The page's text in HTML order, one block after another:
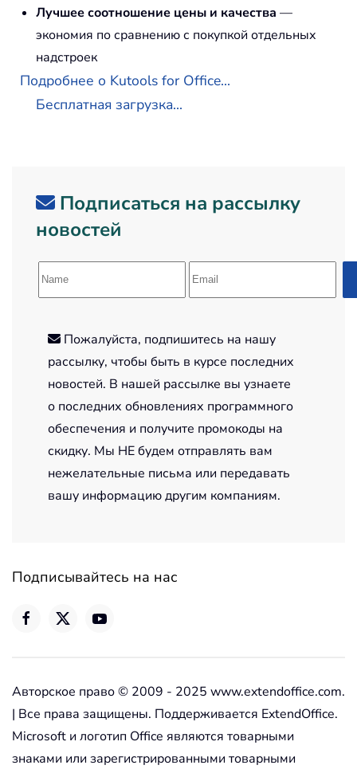
Лучшее соотношение цены и качества —
экономия по сравнению с покупкой отдельных
надстроек
Подробнее о Kutools for Office...
Бесплатная загрузка...
Подписаться на рассылку
новостей
Пожалуйста, подпишитесь на нашу
рассылку, чтобы быть в курсе последних
новостей. В нашей рассылке вы узнаете
о последних обновлениях программного
обеспечения и получите промокоды на
скидку. Мы НЕ будем отправлять вам
нежелательные письма или передавать
вашу информацию другим компаниям.
Подписывайтесь на нас
Авторское право © 2009 - 2025 www.extendoffice.com.
| Все права защищены. Поддерживается ExtendOffice.
Microsoft и логотип Office являются товарными
знаками или зарегистрированными товарными